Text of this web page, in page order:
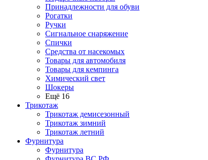
Принадлежности для обуви
Рогатки
Ручки
Сигнальное снаряжение
Спички
Средства от насекомых
Товары для автомобиля
Товары для кемпинга
Химический свет
Шокеры
Ещё 16
Трикотаж
Трикотаж демисезонный
Трикотаж зимний
Трикотаж летний
Фурнитура
Фурнитура